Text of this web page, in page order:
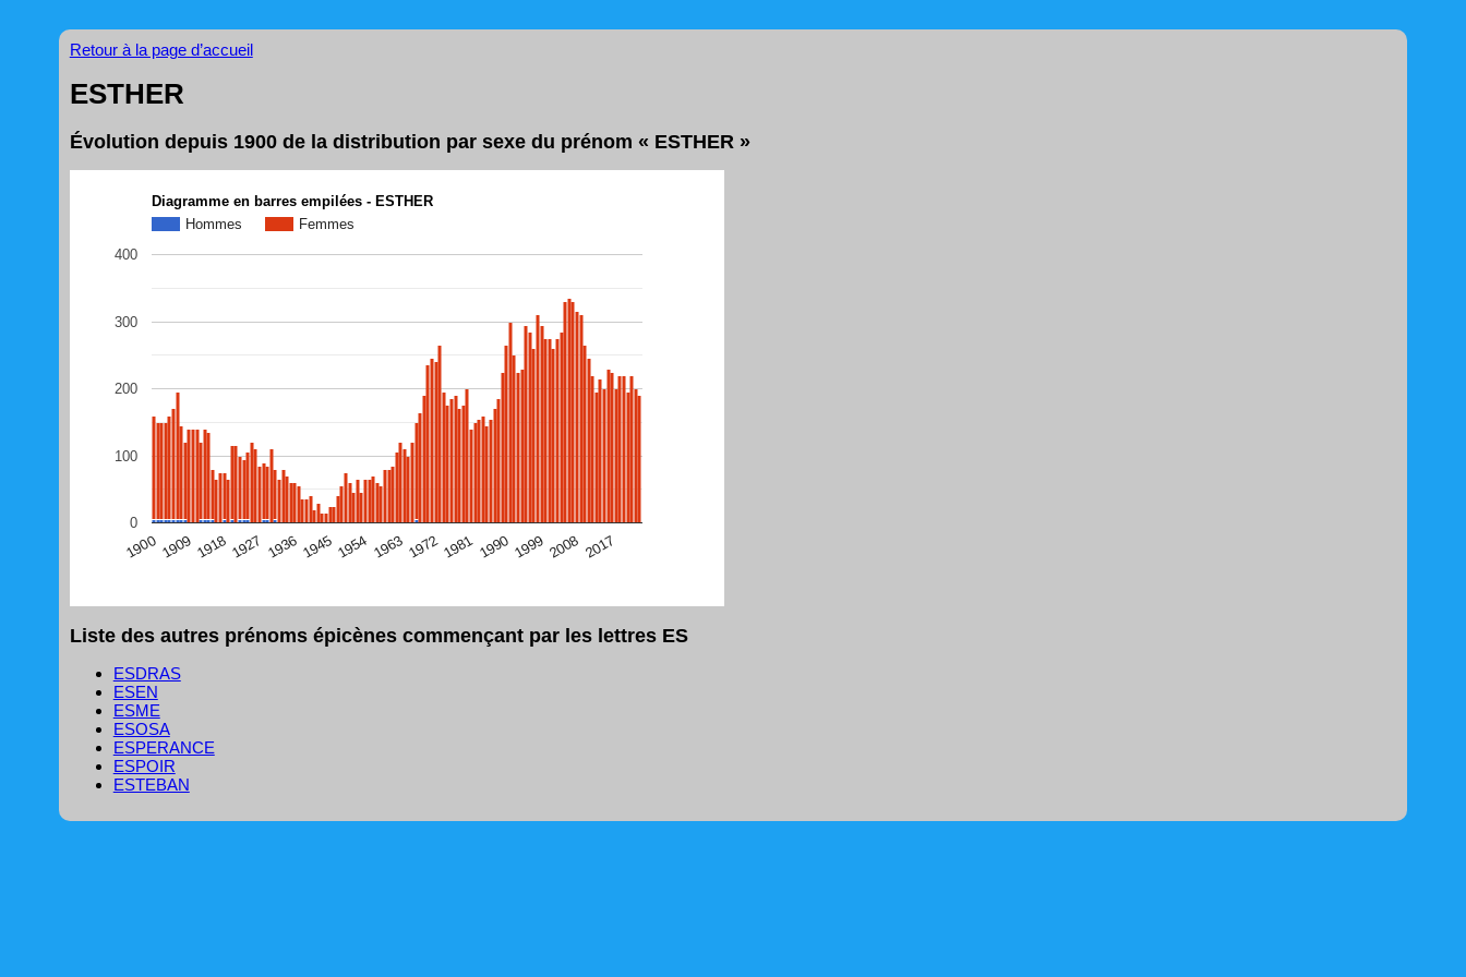
Retour à la page d’accueil
ESTHER
Évolution depuis 1900 de la distribution par sexe du prénom « ESTHER »
Diagramme en barres empilées - ESTHER
Hommes
Femmes
1900 1909 1918 1927 1936 1945 1954 1963 19721981 1990 1999 2008 2017
0
100
200
300
400
(Graphique Google Charts, non compatible avec le navigateur Safari en ce moment)
Liste des autres prénoms épicènes commençant par les lettres ES
ESDRAS
ESEN
ESME
ESOSA
ESPERANCE
ESPOIR
ESTEBAN